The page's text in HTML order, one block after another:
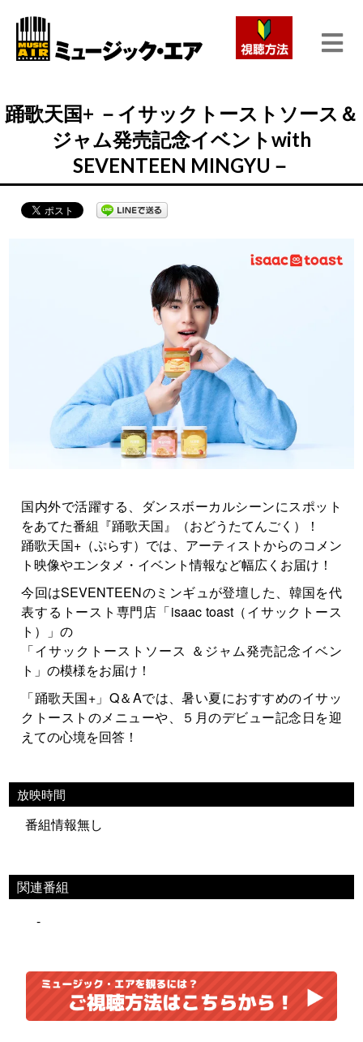
踊歌天国+ －イサックトーストソース＆
ジャム発売記念イベントwith
SEVENTEEN MINGYU－
国内外で活躍する、ダンスボーカルシーンにスポット
をあてた番組『踊歌天国』（おどうたてんごく）！
踊歌天国+（ぷらす）では、アーティストからのコメン
ト映像やエンタメ・イベント情報など幅広くお届け！
今回はSEVENTEENのミンギュが登壇した、韓国を代
表するトースト専門店「isaac toast（イサックトース
ト）」の
「イサックトーストソース ＆ジャム発売記念イベン
ト」の模様をお届け！
「踊歌天国+」Q＆Aでは、暑い夏におすすめのイサッ
クトーストのメニューや、５月のデビュー記念日を迎
えての心境を回答！
放映時間
番組情報無し
関連番組
-